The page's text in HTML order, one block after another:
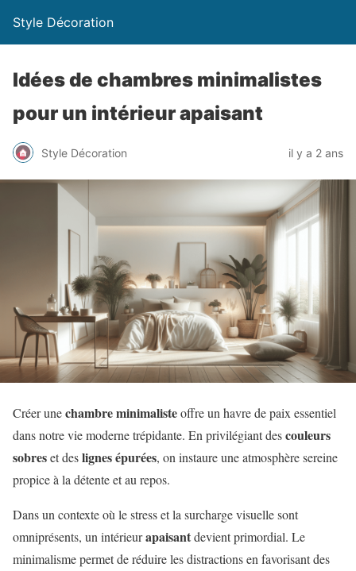
Style Décoration
Idées de chambres minimalistes
pour un intérieur apaisant
Style Décoration il y a 2 ans
Créer unechambre minimalisteoffre un havre de paix essentiel
dans notre vie moderne trépidante. En privilégiant descouleurs
sobreset deslignes épurées, on instaure une atmosphère sereine
propice à la détente et au repos.
Dans un contexte où le stress et la surcharge visuelle sont
omniprésents, un intérieurapaisantdevient primordial. Le
minimalisme permet de réduire les distractions en favorisant des